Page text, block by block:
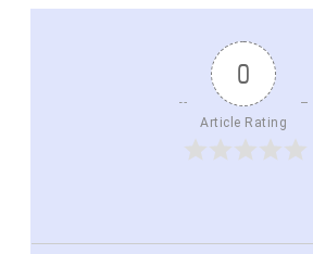
0
Article Rating